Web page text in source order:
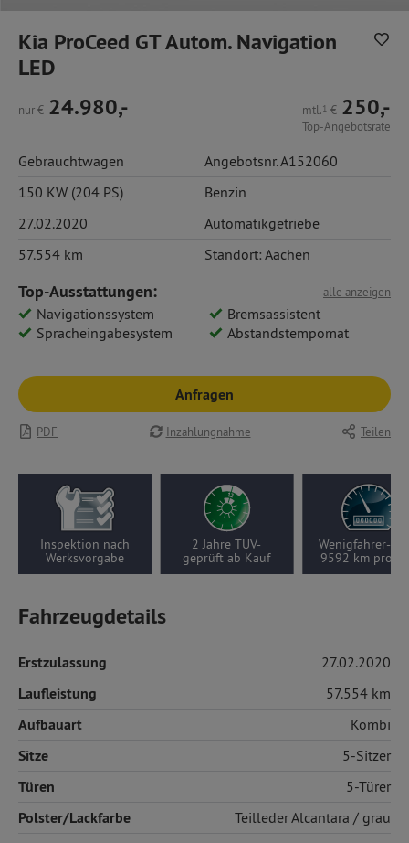
Kia ProCeed GT Autom. Navigation
LED
nur€ 24.980,- mtl.1 € 250,-
Top-Angebotsrate
Gebrauchtwagen
Angebotsnr. A152060
150 KW (204 PS)
Benzin
27.02.2020
Automatikgetriebe
57.554 km
Standort: Aachen
alle anzeigen
Top-Ausstattungen:
Navigationssystem
Bremsassistent
Spracheingabesystem
Abstandstempomat
Anfragen
PDF Inzahlungnahme Teilen
2 Jahre TÜV-
geprüft ab Kauf
Wenigfahrer-Auto,
9592 km pro Jahr
Nur 2
Vorbesitzer
Fahrzeugdetails
Erstzulassung 27.02.2020
Laufleistung 57.554 km
Aufbauart Kombi
Sitze 5-Sitzer
Türen 5-Türer
Polster/Lackfarbe TeillederAlcantara / grau